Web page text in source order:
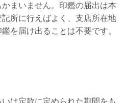
まいません。印鑑の届出は本
所に行えばよく、支店所在地
を届け出ることは不要です。
は定款に定められた期間をも